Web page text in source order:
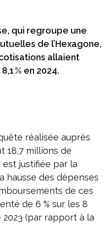
qui regroupe une
de l’Hexagone,
allaient
% en 2024.
réalisée auprès
18,7 millions de
est justifiée par la
hausse des dépenses
de ces
de 6 % sur les 8
2023 (par rapport à la